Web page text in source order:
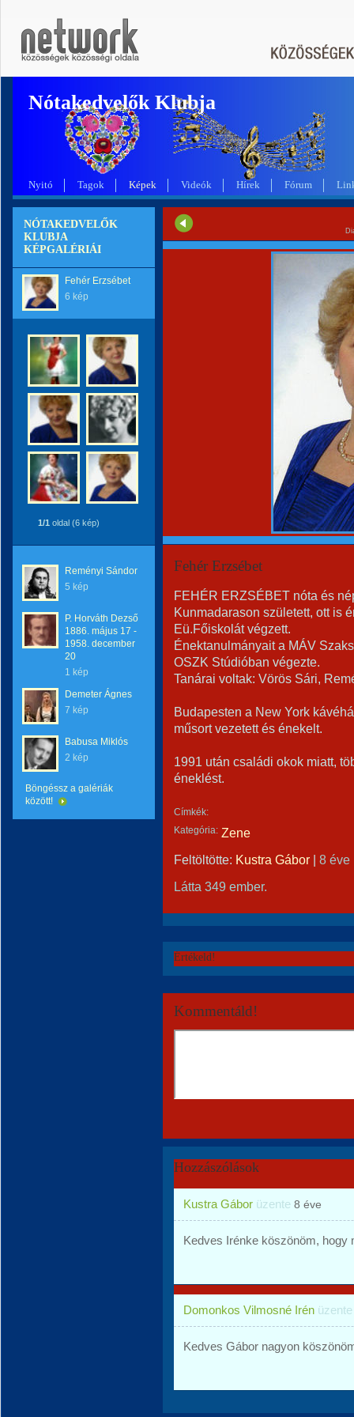
Nótakedvelők Klubja
Nyitó Tagok Képek Videók Hírek Fórum
NÓTAKEDVELŐK
KLUBJA
KÉPGALÉRIÁI
Fehér Erzsébet
6 kép
1/1 oldal (6 kép)
Reményi Sándor
5 kép
P. Horváth Dezső
1886. május 17 -
1958. december
20
1 kép
Demeter Ágnes
7 kép
Babusa Miklós
2 kép
Böngéssz a galériák
között!
Fehér Erzsébet
FEHÉR ERZSÉBET nóta és
Kunmadarason született, ott is
Eü.Főiskolát végzett.
Énektanulmányait a MÁV
OSZK Stúdióban végezte.
Tanárai voltak: Vörös Sári,
Budapesten a New York
műsort vezetett és énekelt.
1991 után családi okok miatt,
éneklést.
Címkék:
Kategória: Zene
Feltöltötte: Kustra Gábor | 8 éve
Látta 349 ember.
Értékeld!
Kommentáld!
Hozzászólások
Kustra Gábor üzente 8 éve
Kedves Irénke köszönöm, hogy
Domonkos Vilmosné Irén
Kedves Gábor nagyon